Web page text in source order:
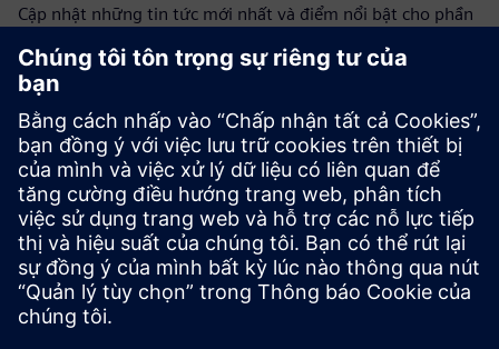
Cập nhật những tin tức mới nhất và điểm nổi bật cho phần
Truy cập blog
Cộng đồng Tecnomatix
Tham gia cuộc trò chuyện và nhận câu trả lời cho tất cả các
câu hỏi về phần mềm Tecnomatix của bạn.
Ghé thăm cộng đồng